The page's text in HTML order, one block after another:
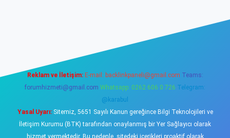
Reklam ve İletişim: E-mail: backlinkpaneli@gmail.com Teams:
forumhizmeti@gmail.com Whatsapp: 0262 606 0 726 Telegram:
@karabul
Yasal Uyarı:Sitemiz, 5651 Sayılı Kanun gereğince Bilgi Teknolojileri ve
İletişim Kurumu (BTK) tarafından onaylanmış bir Yer Sağlayıcı olarak
hizmet vermektedir. Bu nedenle, sitedeki içerikleri proaktif olarak